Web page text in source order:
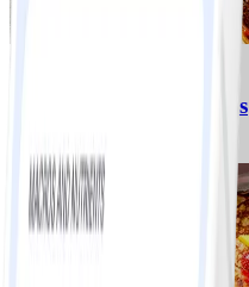
Spagetti med köttfärssås
Lätt10 MIN